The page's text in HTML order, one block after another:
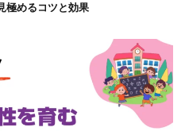
極めるコツと効果